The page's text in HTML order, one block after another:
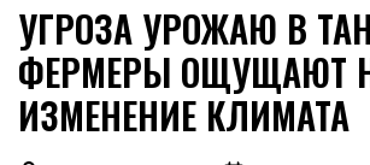
УГРОЗА УРОЖАЮ В
ФЕРМЕРЫ ОЩУЩАЮТ
ИЗМЕНЕНИЕ КЛИМАТА